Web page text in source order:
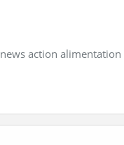
action alimentation